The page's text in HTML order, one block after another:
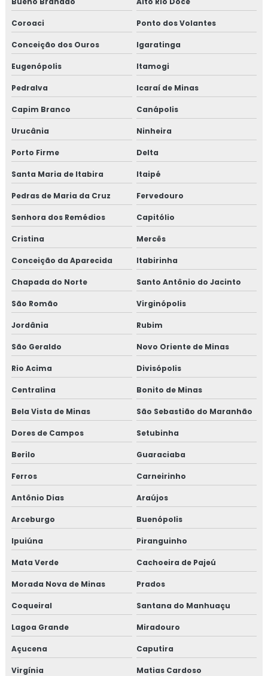
Coroaci Ponto dos Volantes
Conceição dos Ouros Igaratinga
Eugenópolis Itamogi
Pedralva Icaraí de Minas
Capim Branco Canápolis
Urucânia Ninheira
Porto Firme Delta
Santa Maria de Itabira Itaipé
Pedras de Maria da Cruz Fervedouro
Senhora dos Remédios Capitólio
Cristina Mercês
Conceição da Aparecida Itabirinha
Chapada do Norte Santo Antônio do Jacinto
São Romão Virginópolis
Jordânia Rubim
São Geraldo Novo Oriente de Minas
Rio Acima Divisópolis
Centralina Bonito de Minas
Bela Vista de Minas São Sebastião do Maranhão
Dores de Campos Setubinha
Berilo Guaraciaba
Ferros Carneirinho
Antônio Dias Araújos
Arceburgo Buenópolis
Ipuiúna Piranguinho
Mata Verde Cachoeira de Pajeú
Morada Nova de Minas Prados
Coqueiral Santana do Manhuaçu
Lagoa Grande Miradouro
Açucena Caputira
Virgínia Matias Cardoso